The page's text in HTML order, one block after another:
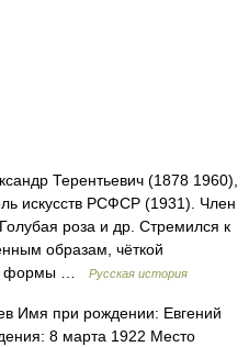
Терентьевич (1878 1960),
искусств РСФСР (1931). Член
роза и др. Стремился к
образам, чёткой
формы …
Русская история
Имя при рождении: Евгений
8 марта 1922 Место